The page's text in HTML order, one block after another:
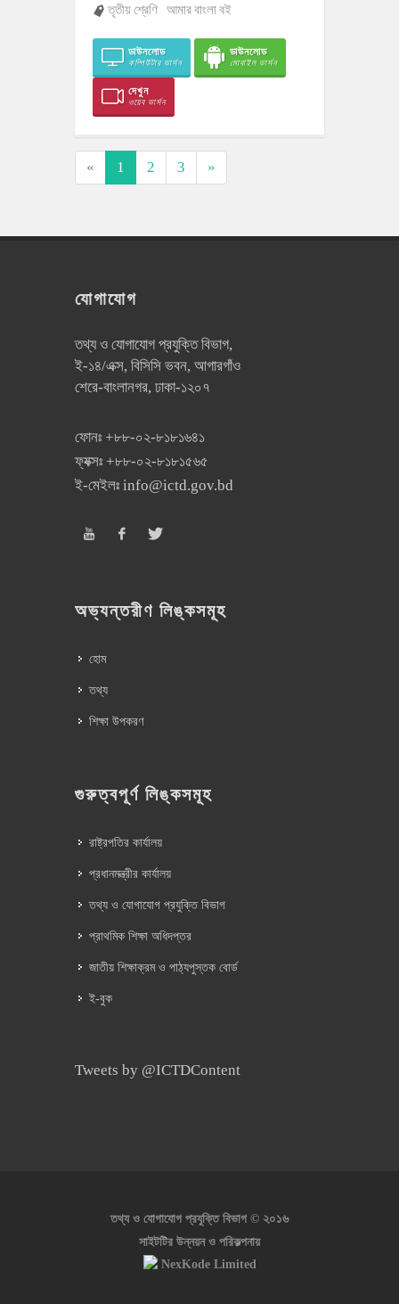
তৃতীয় শ্রেণি আমার বাংলা বই
ডাউনলোড
কম্পিউটার ভার্সন
ডাউনলোড
মোবাইল ভার্সন
দেখুন
ওয়েব ভার্সন
« 1 2 3 »
যোগাযোগ
তথ্য ও যোগাযোগ প্রযুক্তি বিভাগ,
ই-১৪/এক্স, বিসিসি ভবন, আগারগাঁও
শেরে-বাংলানগর, ঢাকা-১২০৭
ফোনঃ +৮৮-০২-৮১৮১৬৪১
ফ্যক্সঃ +৮৮-০২-৮১৮১৫৬৫
ই-মেইলঃ info@ictd.gov.bd
অভ্যন্তরীণ লিঙ্কসমূহ
হোম
তথ্য
শিক্ষা উপকরণ
গুরুত্বপূর্ণ লিঙ্কসমূহ
রাষ্ট্রপতির কার্যালয়
প্রধানমন্ত্রীর কার্যালয়
তথ্য ও যোগাযোগ প্রযুক্তি বিভাগ
প্রাথমিক শিক্ষা অধিদপ্তর
জাতীয় শিক্ষাক্রম ও পাঠ্যপুস্তক বোর্ড
ই-বুক
Tweets by @ICTDContent
তথ্য ও যোগাযোগ প্রযুক্তি বিভাগ © ২০১৬
সাইটটির উন্নয়ন ও পরিকল্পনায়
NexKode Limited